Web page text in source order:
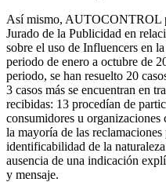
Así mismo, AUTOCONTROL
Jurado de la Publicidad en
sobre el uso de Influencers en
periodo de enero a octubre de
periodo, se han resuelto 20
3 casos más se encuentran en
recibidas: 13 procedían de
consumidores u
la mayoría de las
identificabilidad de la
ausencia de una indicación
y mensaje.